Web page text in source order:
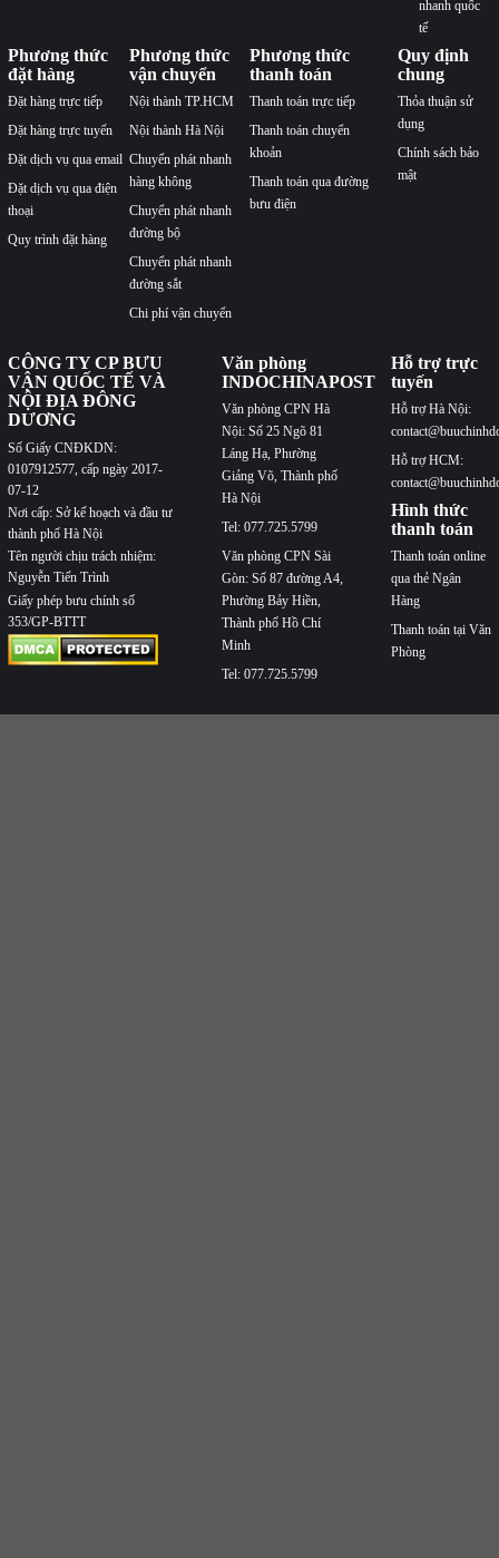
nhanh quốc
tế
Phương thức
đặt hàng
Đặt hàng trực tiếp
Đặt hàng trực tuyến
Đặt dịch vụ qua email
Đặt dịch vụ qua điện
thoại
Quy trình đặt hàng
Phương thức
vận chuyển
Nội thành TP.HCM
Nội thành Hà Nội
Chuyển phát nhanh
hàng không
Chuyển phát nhanh
đường bộ
Chuyển phát nhanh
đường sắt
Chi phí vận chuyển
Phương thức
thanh toán
Thanh toán trực tiếp
Thanh toán chuyển
khoản
Thanh toán qua đường
bưu điện
Quy định
chung
Thỏa thuận sử
dụng
Chính sách bảo
mật
CÔNG TY CP BƯU
VẬN QUỐC TẾ VÀ
NỘI ĐỊA ĐÔNG
DƯƠNG
Số Giấy CNĐKDN:
0107912577, cấp ngày 2017-
07-12
Nơi cấp: Sở kế hoạch và đầu tư
thành phố Hà Nội
Tên người chịu trách nhiệm:
Nguyễn Tiến Trình
Giấy phép bưu chính số
353/GP-BTTT
Văn phòng
INDOCHINAPOST
Văn phòng CPN Hà
Nội: Số 25 Ngõ 81
Láng Hạ, Phường
Giảng Võ, Thành phố
Hà Nội
Tel: 077.725.5799
Văn phòng CPN Sài
Gòn: Số 87 đường A4,
Phường Bảy Hiền,
Thành phố Hồ Chí
Minh
Tel: 077.725.5799
Hỗ trợ trực
tuyến
Hỗ trợ Hà Nội:
Hỗ trợ HCM:
Hình thức
thanh toán
Thanh toán online
qua thẻ Ngân
Hàng
Thanh toán tại Văn
Phòng